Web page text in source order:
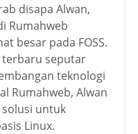
disapa Alwan,
Rumahweb
besar pada FOSS.
terbaru seputar
teknologi
Rumahweb, Alwan
untuk
Linux.